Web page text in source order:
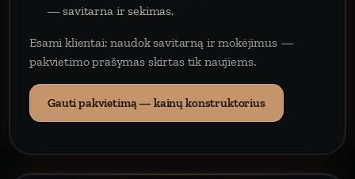
— savitarna ir sekimas.
Esami klientai: naudok savitarną ir mokėjimus —
pakvietimo prašymas skirtas tik naujiems.
Gauti pakvietimą — kainų konstruktorius